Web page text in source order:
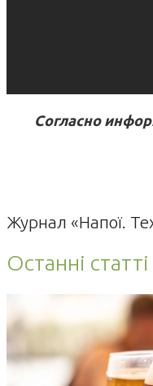
Согласно
Журнал «Напої.
Останні статті